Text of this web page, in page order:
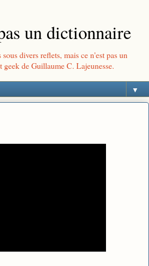
un dictionnaire
divers reflets, mais ce n'est pas un
de Guillaume C. Lajeunesse.
▼